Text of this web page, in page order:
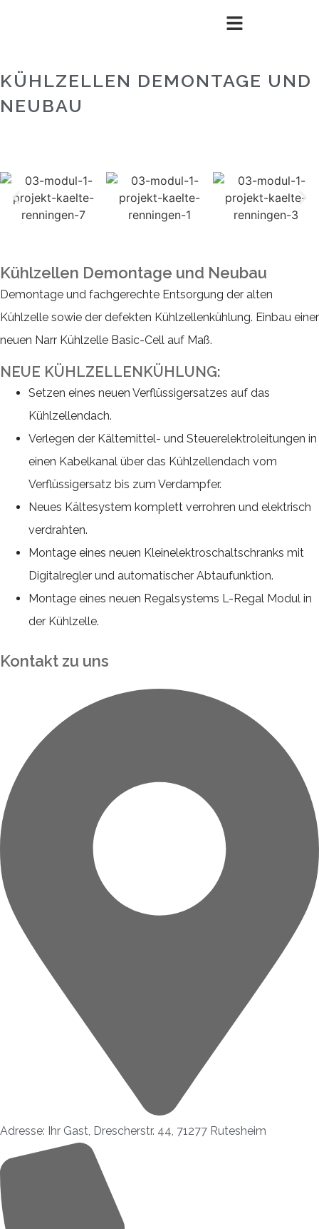
KÜHLZELLEN DEMONTAGE UND
NEUBAU
Kühlzellen Demontage und Neubau
Demontage und fachgerechte Entsorgung der alten
Kühlzelle sowie der defekten Kühlzellenkühlung. Einbau einer
neuen Narr Kühlzelle Basic-Cell auf Maß.
NEUE KÜHLZELLENKÜHLUNG:
Setzen eines neuen Verflüssigersatzes auf das
Kühlzellendach.
Verlegen der Kältemittel- und Steuerelektroleitungen in
einen Kabelkanal über das Kühlzellendach vom
Verflüssigersatz bis zum Verdampfer.
Neues Kältesystem komplett verrohren und elektrisch
verdrahten.
Montage eines neuen Kleinelektroschaltschranks mit
Digitalregler und automatischer Abtaufunktion.
Montage eines neuen Regalsystems L-Regal Modul in
der Kühlzelle.
Kontakt zu uns
Adresse: Ihr Gast, Drescherstr. 44, 71277 Rutesheim